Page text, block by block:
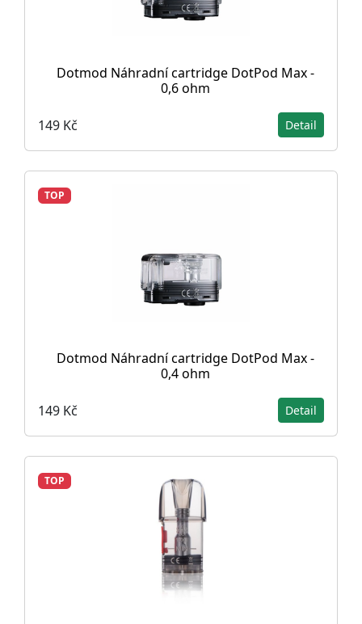
Dotmod Náhradní cartridge DotPod Max -
0,6 ohm
149 Kč Detail
TOP
Dotmod Náhradní cartridge DotPod Max -
0,4 ohm
149 Kč Detail
TOP